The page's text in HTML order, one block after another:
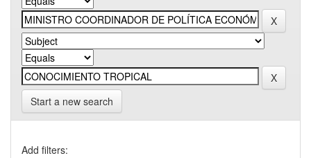
Start a new search
Add filters: